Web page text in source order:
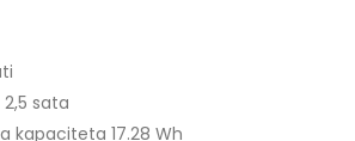
sata
kapaciteta 17.28 Wh